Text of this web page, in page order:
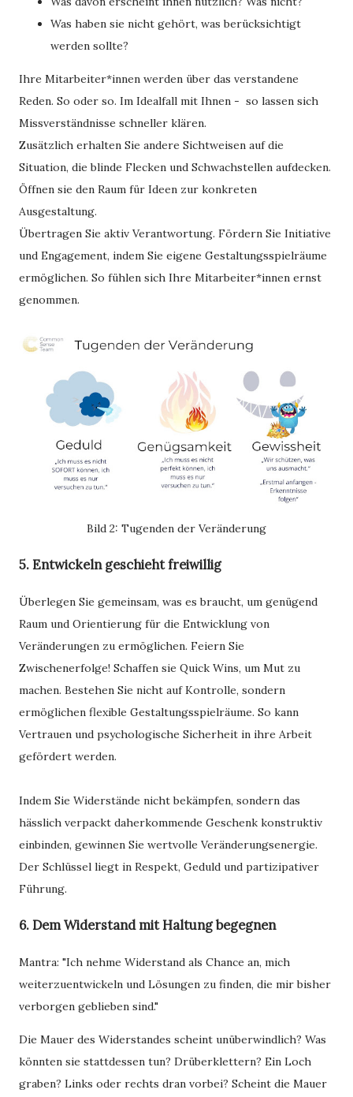
Was haben sie nicht gehört, was berücksichtigt
werden sollte?
Ihre Mitarbeiter*innen werden über das verstandene
Reden. So oder so. Im Idealfall mit Ihnen - so lassen sich
Missverständnisse schneller klären.
Zusätzlich erhalten Sie andere Sichtweisen auf die
Situation, die blinde Flecken und Schwachstellen aufdecken.
Öffnen sie den Raum für Ideen zur konkreten
Ausgestaltung.
Übertragen Sie aktiv Verantwortung. Fördern Sie Initiative
und Engagement, indem Sie eigene Gestaltungsspielräume
ermöglichen. So fühlen sich Ihre Mitarbeiter*innen ernst
genommen.
Bild 2: Tugenden der Veränderung
5. Entwickeln geschieht freiwillig
Überlegen Sie gemeinsam, was es braucht, um genügend
Raum und Orientierung für die Entwicklung von
Veränderungen zu ermöglichen. Feiern Sie
Zwischenerfolge! Schaffen sie Quick Wins, um Mut zu
machen. Bestehen Sie nicht auf Kontrolle, sondern
ermöglichen flexible Gestaltungsspielräume. So kann
Vertrauen und psychologische Sicherheit in ihre Arbeit
gefördert werden.
Indem Sie Widerstände nicht bekämpfen, sondern das
hässlich verpackt daherkommende Geschenk konstruktiv
einbinden, gewinnen Sie wertvolle Veränderungsenergie.
Der Schlüssel liegt in Respekt, Geduld und partizipativer
Führung.
6. Dem Widerstand mit Haltung begegnen
Mantra: "Ich nehme Widerstand als Chance an, mich
weiterzuentwickeln und Lösungen zu finden, die mir bisher
verborgen geblieben sind."
Die Mauer des Widerstandes scheint unüberwindlich? Was
könnten sie stattdessen tun? Drüberklettern? Ein Loch
graben? Links oder rechts dran vorbei? Scheint die Mauer